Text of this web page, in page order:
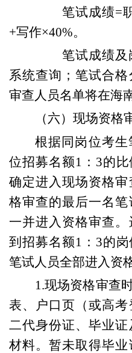
笔试成绩=
+写作×40%。
笔试成绩及
系统查询；笔试合
审查人员名单将在海
（六） 现场资格
根据同岗位考
位招募名额1：3的比
确定进入现场资格审
格审查的最后一名
一并进入资格审查。
到招募名额1：3的
笔试人员全部进入资
1.现场资格审查
表、
户口页 （或高
二代身份证、毕业证
材料。暂未取得毕